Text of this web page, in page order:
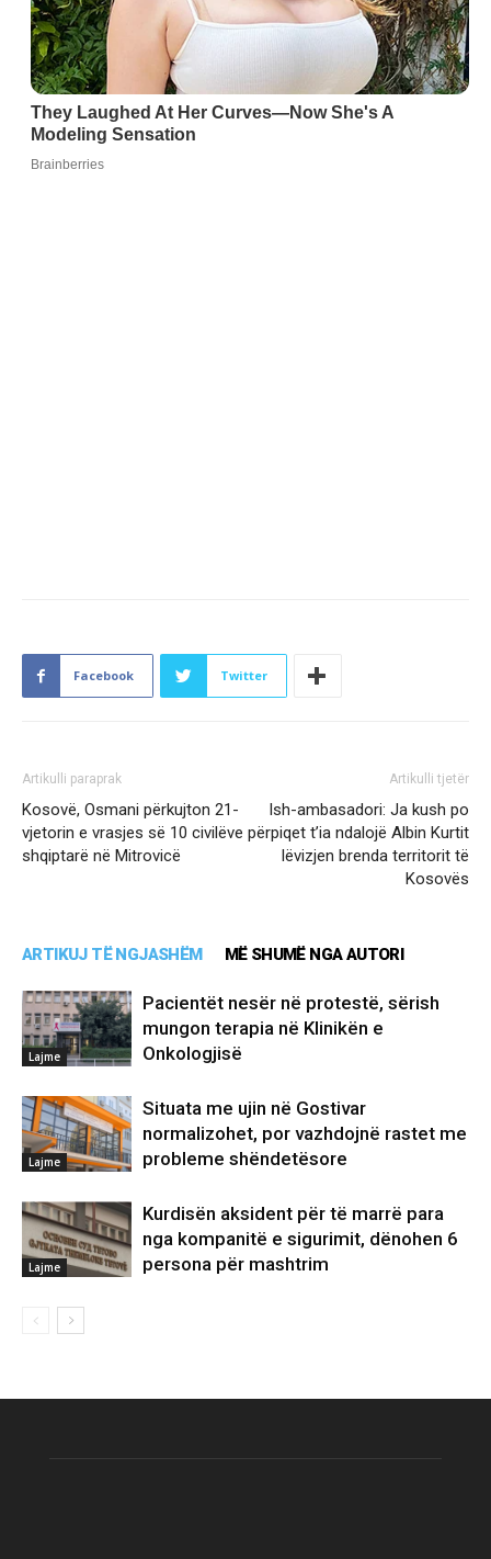
Facebook Twitter
Artikulli paraprak
Kosovë, Osmani përkujton 21-
vjetorin e vrasjes së 10 civilëve
shqiptarë në Mitrovicë
Artikulli tjetër
Ish-ambasadori: Ja kush po
përpiqet t’ia ndalojë Albin Kurtit
lëvizjen brenda territorit të
Kosovës
ARTIKUJ TË NGJASHËM MË SHUMË NGA AUTORI
Lajme
Pacientët nesër në protestë, sërish
mungon terapia në Klinikën e
Onkologjisë
Lajme
Situata me ujin në Gostivar
normalizohet, por vazhdojnë rastet me
probleme shëndetësore
Lajme
Kurdisën aksident për të marrë para
nga kompanitë e sigurimit, dënohen 6
persona për mashtrim